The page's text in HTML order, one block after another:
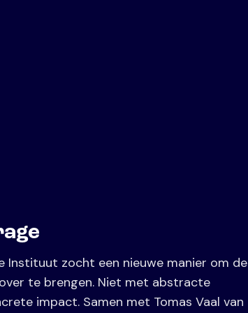
Instituut zocht een nieuwe manier om de
te brengen. Niet met abstracte
impact. Samen met Tomas Vaal van